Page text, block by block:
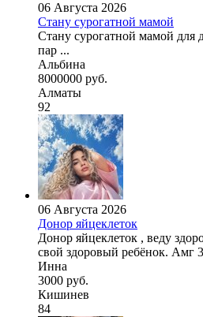
06 Августа 2026
Стану сурогатной мамой
Стану сурогатной мамой
пар ...
Альбина
8000000 руб.
Алматы
92
06 Августа 2026
Донор яйцеклеток
Донор яйцеклеток , веду
свой здоровый ребёнок. Амг
Инна
3000 руб.
Кишинев
84